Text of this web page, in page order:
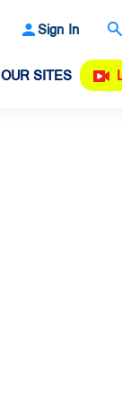
Sign In
OUR SITES